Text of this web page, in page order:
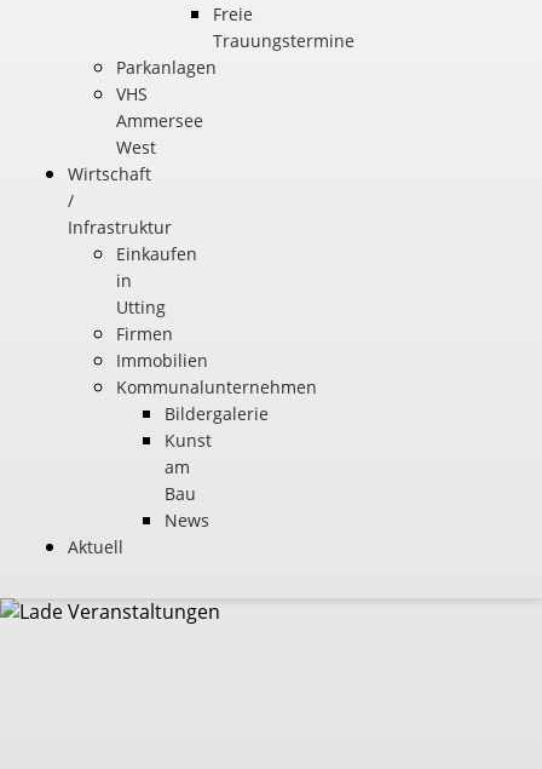
Freie
Trauungstermine
Parkanlagen
VHS
Ammersee
West
Wirtschaft
/
Infrastruktur
Einkaufen
in
Utting
Firmen
Immobilien
Kommunalunternehmen
Bildergalerie
Kunst
am
Bau
News
Aktuell